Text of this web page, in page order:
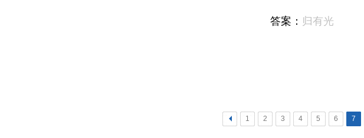
答案： 归有光
< 1 2 3 4 5 6 7